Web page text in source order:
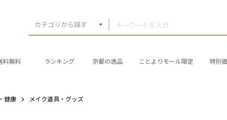
カテゴリから探す
料無料 ランキング 京都の逸品 ことよりモール限定 特別
健康 メイク道具・グッズ